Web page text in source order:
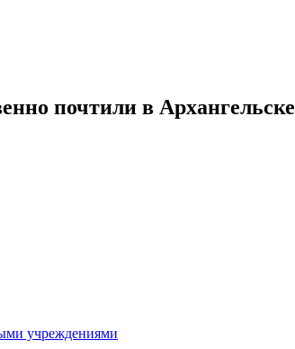
почтили в Архангельске
учреждениями